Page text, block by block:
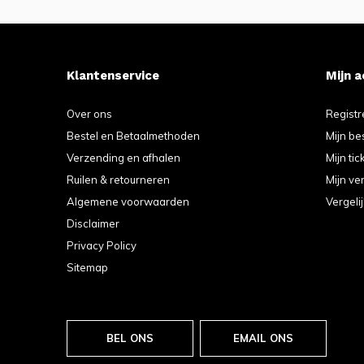
Klantenservice
Over ons
Bestel en Betaalmethoden
Verzending en afhalen
Ruilen & retourneren
Algemene voorwaarden
Disclaimer
Privacy Policy
Sitemap
Mijn
Mijn
Mijn
Mijn
BEL ONS EMAIL ONS